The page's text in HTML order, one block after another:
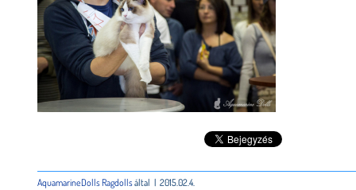
AquamarineDolls Ragdollsáltal | 2015.02.4.